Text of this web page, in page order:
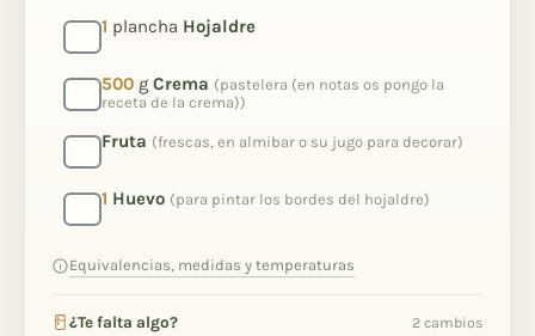
1 plancha Hojaldre
500 g Crema (pastelera (en notas os pongo la
receta de la crema))
Fruta (frescas, en almibar o su jugo para decorar)
1 Huevo (para pintar los bordes del hojaldre)
Equivalencias, medidas y temperaturas
¿Te falta algo? 2 cambios